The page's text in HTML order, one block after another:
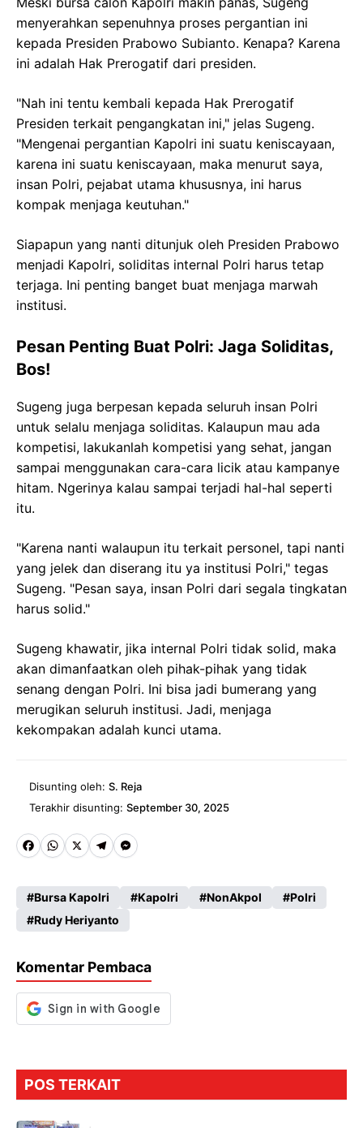
menyerahkan sepenuhnya proses pergantian ini
kepada Presiden Prabowo Subianto. Kenapa? Karena
ini adalah Hak Prerogatif dari presiden.
"Nah ini tentu kembali kepada Hak Prerogatif
Presiden terkait pengangkatan ini," jelas Sugeng.
"Mengenai pergantian Kapolri ini suatu keniscayaan,
karena ini suatu keniscayaan, maka menurut saya,
insan Polri, pejabat utama khususnya, ini harus
kompak menjaga keutuhan."
Siapapun yang nanti ditunjuk oleh Presiden Prabowo
menjadi Kapolri, soliditas internal Polri harus tetap
terjaga. Ini penting banget buat menjaga marwah
institusi.
Pesan Penting Buat Polri: Jaga Soliditas,
Bos!
Sugeng juga berpesan kepada seluruh insan Polri
untuk selalu menjaga soliditas. Kalaupun mau ada
kompetisi, lakukanlah kompetisi yang sehat, jangan
sampai menggunakan cara-cara licik atau kampanye
hitam. Ngerinya kalau sampai terjadi hal-hal seperti
itu.
"Karena nanti walaupun itu terkait personel, tapi nanti
yang jelek dan diserang itu ya institusi Polri," tegas
Sugeng. "Pesan saya, insan Polri dari segala tingkatan
harus solid."
Sugeng khawatir, jika internal Polri tidak solid, maka
akan dimanfaatkan oleh pihak-pihak yang tidak
senang dengan Polri. Ini bisa jadi bumerang yang
merugikan seluruh institusi. Jadi, menjaga
kekompakan adalah kunci utama.
Disunting oleh: S. Reja
Terakhir disunting: September 30, 2025
Fa
b
o
k
W
ts
A
p
X
Te
gr
a
M
se
n
er
Bursa Kapolri Kapolri NonAkpol
Polri
Rudy Heriyanto
Komentar Pembaca
POS TERKAIT